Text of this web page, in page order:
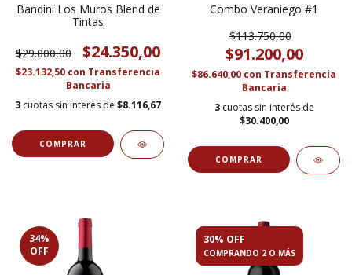
Bandini Los Muros Blend de
Tintas
$29.000,00 $24.350,00
$23.132,50 con Transferencia
Bancaria
3 cuotas sin interés de $8.116,67
Combo Veraniego #1
$113.750,00
$91.200,00
$86.640,00 con Transferencia
Bancaria
3 cuotas sin interés de
$30.400,00
34%
OFF
30% OFF
COMPRANDO 2 O MÁS